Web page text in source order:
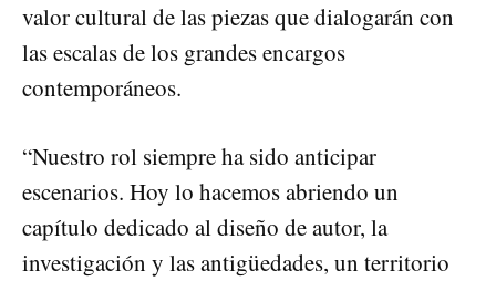
valor cultural de las piezas que dialogarán con
las escalas de los grandes encargos
contemporáneos.
“Nuestro rol siempre ha sido anticipar
escenarios. Hoy lo hacemos abriendo un
capítulo dedicado al diseño de autor, la
investigación y las antigüedades, un territorio